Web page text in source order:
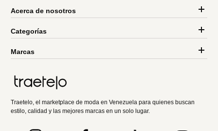
Acerca de nosotros
Categorías
Marcas
Traetelo, el marketplace de moda en Venezuela para quienes buscan
estilo, calidad y las mejores marcas en un solo lugar.